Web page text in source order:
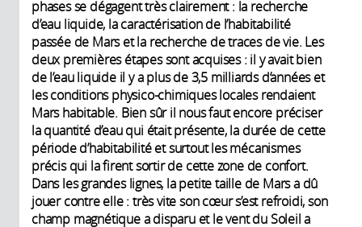
phases se dégagent très clairement : la recherche
d’eau liquide, la caractérisation de l’habitabilité
passée de Mars et la recherche de traces de vie. Les
deux premières étapes sont acquises : il y avait bien
de l’eau liquide il y a plus de 3,5 milliards d’années et
les conditions physico-chimiques locales rendaient
Mars habitable. Bien sûr il nous faut encore préciser
la quantité d’eau qui était présente, la durée de cette
période d’habitabilité et surtout les mécanismes
précis qui la firent sortir de cette zone de confort.
Dans les grandes lignes, la petite taille de Mars a dû
jouer contre elle : très vite son cœur s’est refroidi, son
champ magnétique a disparu et le vent du Soleil a